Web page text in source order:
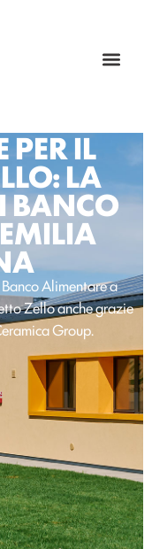
IL
LA
BANCO
Alimentare a
Zello anche grazie
Group.